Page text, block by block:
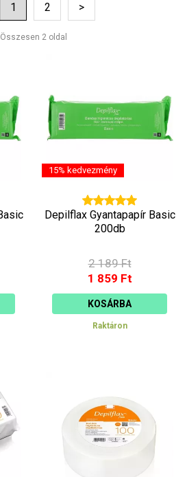
1 2 >
Összesen 2 oldal
15% kedvezmény
Depilflax Gyantapapír Basic
200db
2 189 Ft
1 859 Ft
KOSÁRBA
Raktáron